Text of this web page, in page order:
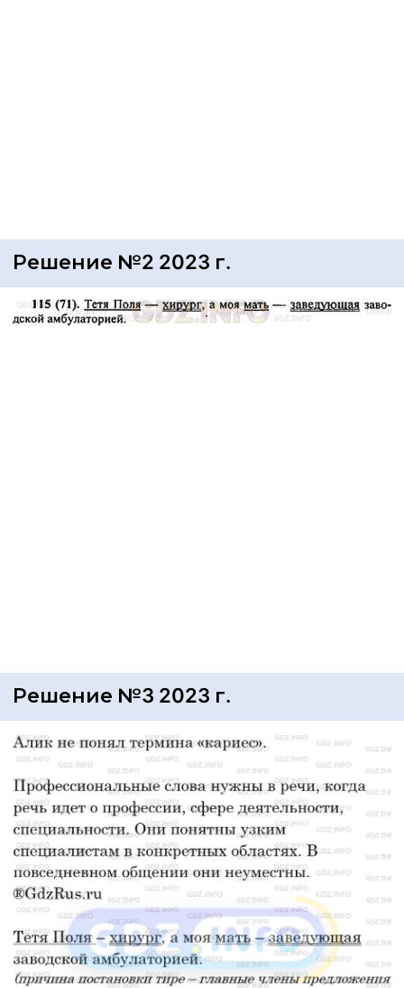
Решение №2 2023 г.
Решение №3 2023 г.